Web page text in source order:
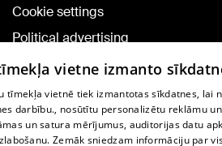
Cookie settings
Political advertising
Cookie policy
Commenting terms
TV program
vietne izmanto
tīmekļa vietnē tiek izmantotas sīkdatnes, lai
darbību., nosūtītu personalizētu reklāmu
un satura mērījumus, auditorijas datu
Zemāk sniedzam informāciju par